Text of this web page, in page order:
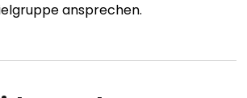
ansprechen.